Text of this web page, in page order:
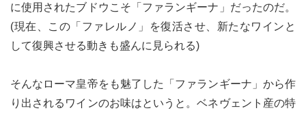
に使用されたブドウこそ「ファランギーナ」だったのだ。
(現在、この「ファレルノ」を復活させ、新たなワインと
して復興させる動きも盛んに見られる)
そんなローマ皇帝をも魅了した「ファランギーナ」から作
り出されるワインのお味はというと。ベネヴェント産の特